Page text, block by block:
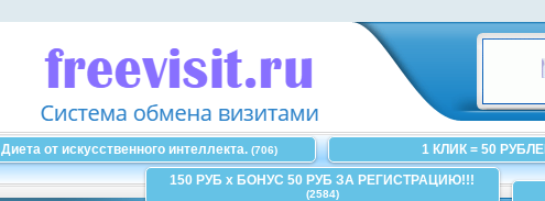
Диета от искусственного интеллекта.(706) 1 КЛИК = 50
150 РУБ x БОНУС 50 РУБ ЗА РЕГИСТРАЦИЮ!!!
(2584)